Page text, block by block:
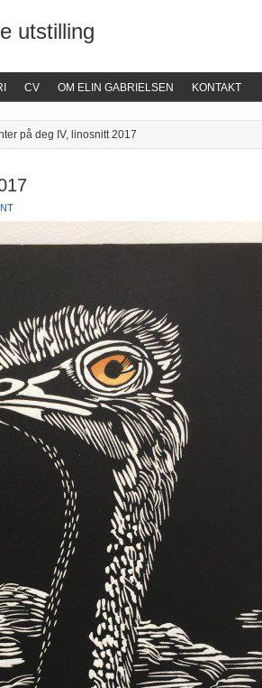
utstilling
CV OM ELIN GABRIELSEN KONTAKT
på deg IV, linosnitt 2017